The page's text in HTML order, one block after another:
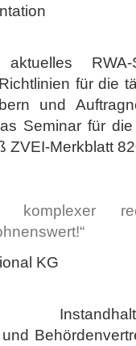
für die
und
Seminar für
ZVEI-Merkblatt
komplexer
KG